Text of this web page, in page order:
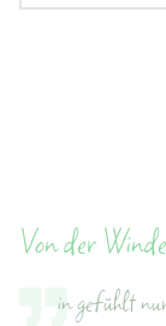
Von der
in gefühlt